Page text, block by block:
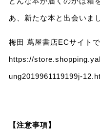
あ、新たな本と出会いま
梅田 蔦屋書店ECサイト
https://
ung2019961119199j-
【注意事項】